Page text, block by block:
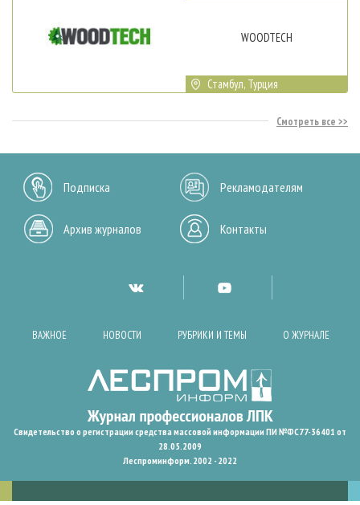
WOODTECH
Стамбул, Турция
Смотреть все
Подписка Рекламодателям
Архив журналов Контакты
ВАЖНОЕ НОВОСТИ РУБРИКИ И ТЕМЫ О ЖУРНАЛЕ
Свидетельство о регистрации средства массовой информации ПИ №ФС77-36401 от
28.05.2009
Леспроминформ. 2002 - 2022